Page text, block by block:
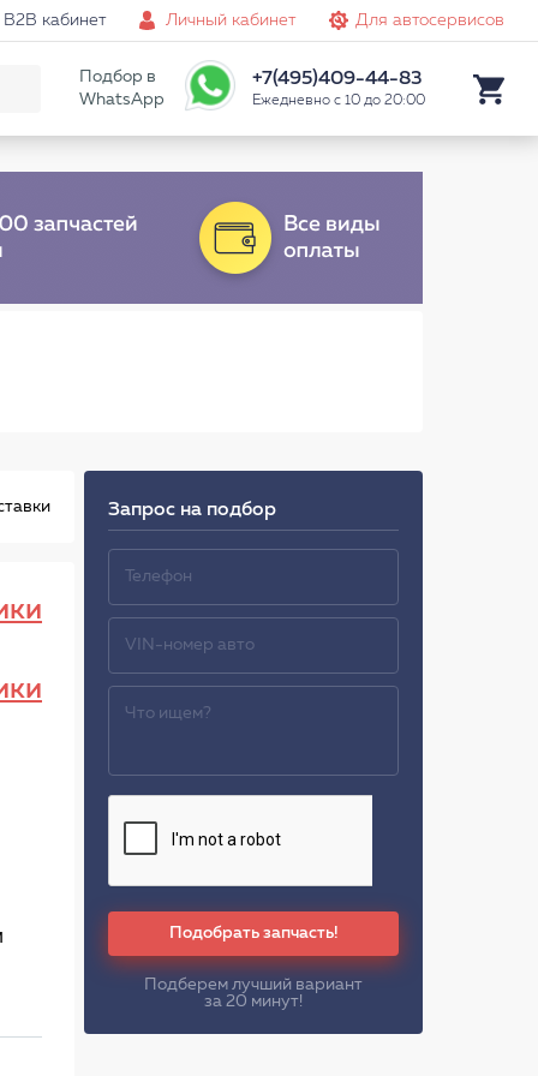
B2B кабинет Личный кабинет Для автосервисов
Подбор в
WhatsApp
+7(495)409-44-83
Ежедневно с 10 до 20:00
Запрос на подбор
Подобрать запчасть!
Подберем лучший вариант
за 20 минут!